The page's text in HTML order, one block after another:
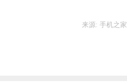
来源: 手机之家